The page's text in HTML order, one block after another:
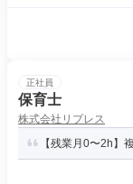
正社員
保育士
株式会社リプレス
【残業月0〜2h】